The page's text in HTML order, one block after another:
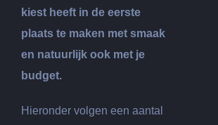
kiest heeft in de eerste
plaats te maken met smaak
en natuurlijk ook met je
budget.
Hieronder volgen een aantal